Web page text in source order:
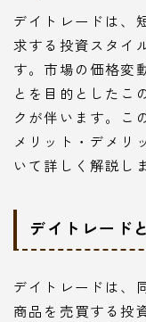
デイトレードは、
求する投資スタイ
す。市場の価格変
とを目的としたこ
クが伴います。こ
メリット・デメリ
いて詳しく解説し
デイトレード
デイトレードは、
商品を売買する投